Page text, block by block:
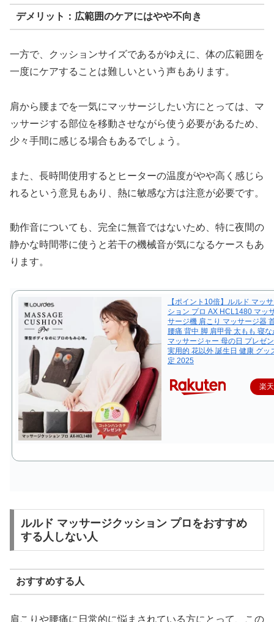
デメリット：広範囲のケアにはやや不向き
一方で、クッションサイズであるがゆえに、体の広範囲を
一度にケアすることは難しいという声もあります。
肩から腰までを一気にマッサージしたい方にとっては、マ
ッサージする部位を移動させながら使う必要があるため、
少々手間に感じる場合もあるでしょう。
また、長時間使用するとヒーターの温度がやや高く感じら
れるという意見もあり、熱に敏感な方は注意が必要です。
動作音についても、完全に無音ではないため、特に夜間の
静かな時間帯に使うと若干の機械音が気になるケースもあ
ります。
【ポイント10倍】ルルド マッ
ション プロ AX HCL1480 マッ
サージ機 肩こり マッサージ器
腰痛 背中 脚 肩甲骨 太もも 寝
マッサージャー 母の日 プレゼ
実用的 花以外 誕生日 健康 グッ
定 2025
楽
h
G
P
T
ルルド マッサージクッション プロをおすすめ
する人しない人
おすすめする人
肩こりや腰痛に日常的に悩まされている方にとって、この